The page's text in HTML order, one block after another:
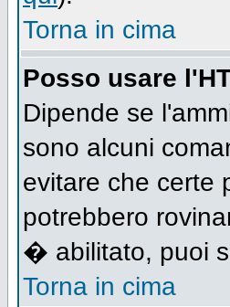
Torna in cima
Posso usare
Dipende se
sono alcuni
evitare che certe
potrebbero
� abilitato, puoi
Torna in cima